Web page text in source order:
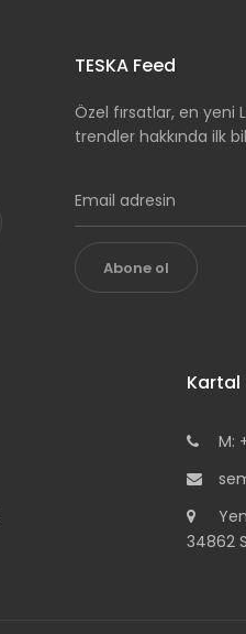
TESKA Feed
Özel fırsatlar, en yeni
trendler hakkında ilk
Abone ol
Kartal
M:
34862